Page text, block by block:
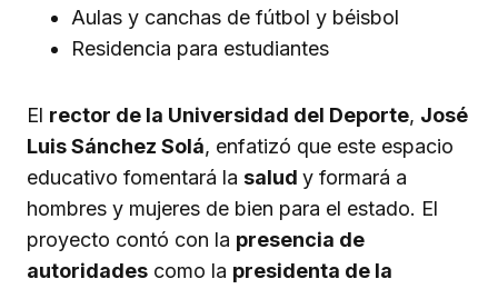
Aulas y canchas de fútbol y béisbol
Residencia para estudiantes
El rector de la Universidad del Deporte, José
Luis Sánchez Solá, enfatizó que este espacio
educativo fomentará la salud y formará a
hombres y mujeres de bien para el estado. El
proyecto contó con la presencia de
autoridades como la presidenta de la